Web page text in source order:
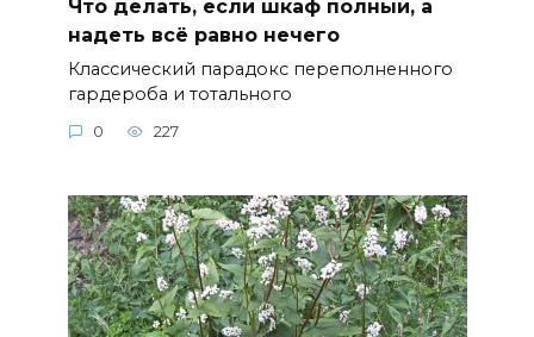
Что делать, если шкаф полный, а
надеть всё равно нечего
Классический парадокс переполненного
гардероба и тотального
0 227